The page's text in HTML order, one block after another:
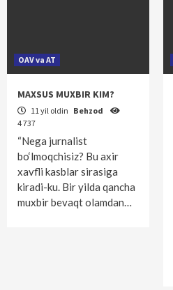
OAV va AT
MAXSUS MUXBIR KIM?
11 yil oldin Behzod
4 737
“Nega jurnalist
bo‘lmoqchisiz? Bu axir
xavfli kasblar sirasiga
kiradi-ku. Bir yilda qancha
muxbir bevaqt olamdan…